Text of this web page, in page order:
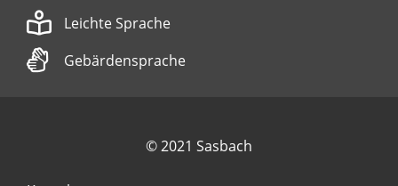
Leichte Sprache
Gebärdensprache
© 2021 Sasbach